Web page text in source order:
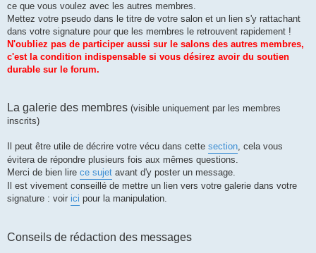
ce que vous voulez avec les autres membres.
Mettez votre pseudo dans le titre de votre salon et un lien s'y rattachant
dans votre signature pour que les membres le retrouvent rapidement !
N'oubliez pas de participer aussi sur le salons des autres membres,
c'est la condition indispensable si vous désirez avoir du soutien
durable sur le forum.
La galerie des membres (visible uniquement par les membres
inscrits)
Il peut être utile de décrire votre vécu dans cette section, cela vous
évitera de répondre plusieurs fois aux mêmes questions.
Merci de bien lire ce sujet avant d'y poster un message.
Il est vivement conseillé de mettre un lien vers votre galerie dans votre
signature : voir ici pour la manipulation.
Conseils de rédaction des messages